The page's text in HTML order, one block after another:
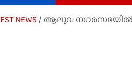
NEWS ആലുവ നഗരസഭയിൽ